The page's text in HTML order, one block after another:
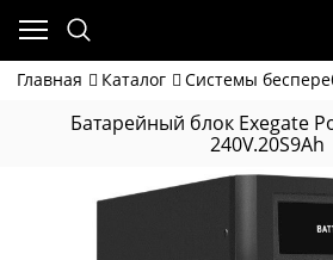
Главная Каталог Системы
Батарейный блок Exegate
240V.20S9Ah